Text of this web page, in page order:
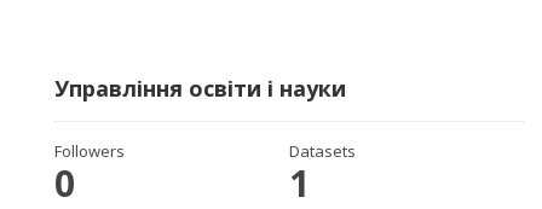
Управління освіти і науки
Followers
0
Datasets
1